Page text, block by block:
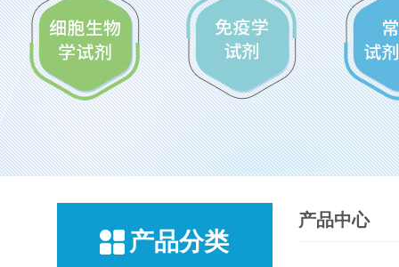
产品分类
产品中心